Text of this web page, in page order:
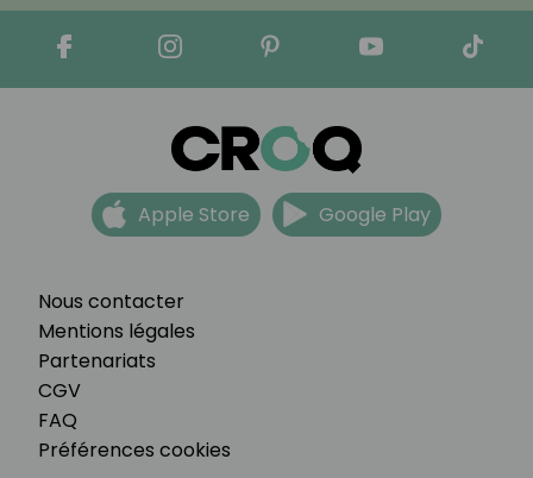
Nous contacter
Mentions légales
Partenariats
CGV
FAQ
Préférences cookies
Apple Store Google Play